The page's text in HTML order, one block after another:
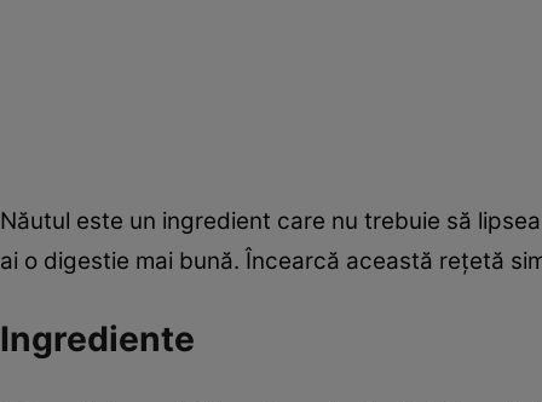
Năutul este un ingredient care nu trebuie să
ai o digestie mai bună. Încearcă această reţetă
Ingrediente